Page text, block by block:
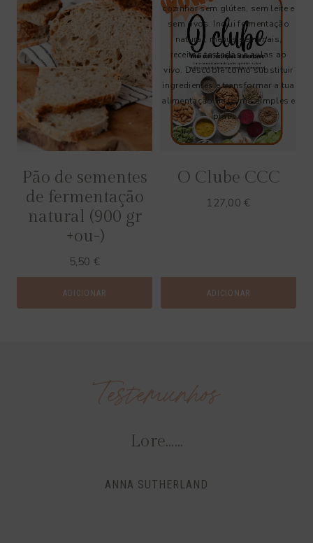
1
,
5
0
€
t
r
0
Pão de sementes
de fermentação
natural (900 gr
+ou-)
5,50€
ADICIONAR
O Clube CCC
127,00€
ADICIONAR
Testemunhos
Lore……
ANNA SUTHERLAND